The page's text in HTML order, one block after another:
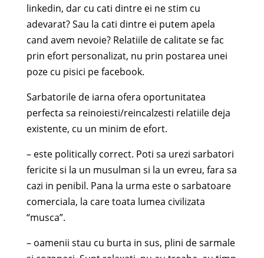
linkedin, dar cu cati dintre ei ne stim cu
adevarat? Sau la cati dintre ei putem apela
cand avem nevoie? Relatiile de calitate se fac
prin efort personalizat, nu prin postarea unei
poze cu pisici pe facebook.
Sarbatorile de iarna ofera oportunitatea
perfecta sa reinoiesti/reincalzesti relatiile deja
existente, cu un minim de efort.
– este politically correct. Poti sa urezi sarbatori
fericite si la un musulman si la un evreu, fara sa
cazi in penibil. Pana la urma este o sarbatoare
comerciala, la care toata lumea civilizata
“musca”.
– oamenii stau cu burta in sus, plini de sarmale